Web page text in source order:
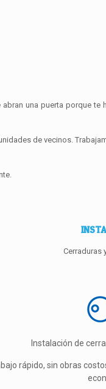
una puerta porque te
de vecinos.
Cerraduras
Instalación de
rápido, sin obras